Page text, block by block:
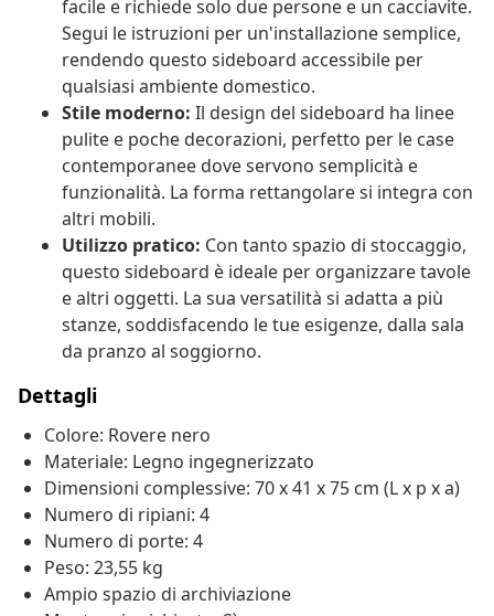
facile e richiede solo due persone e un cacciavite.
Segui le istruzioni per un'installazione semplice,
rendendo questo sideboard accessibile per
qualsiasi ambiente domestico.
Stile moderno: Il design del sideboard ha linee
pulite e poche decorazioni, perfetto per le case
contemporanee dove servono semplicità e
funzionalità. La forma rettangolare si integra con
altri mobili.
Utilizzo pratico: Con tanto spazio di stoccaggio,
questo sideboard è ideale per organizzare tavole
e altri oggetti. La sua versatilità si adatta a più
stanze, soddisfacendo le tue esigenze, dalla sala
da pranzo al soggiorno.
Dettagli
Colore: Rovere nero
Materiale: Legno ingegnerizzato
Dimensioni complessive: 70 x 41 x 75 cm (L x p x a)
Numero di ripiani: 4
Numero di porte: 4
Peso: 23,55 kg
Ampio spazio di archiviazione